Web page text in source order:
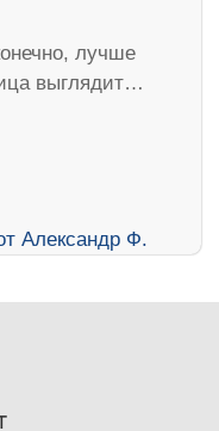
лучше
выглядит…